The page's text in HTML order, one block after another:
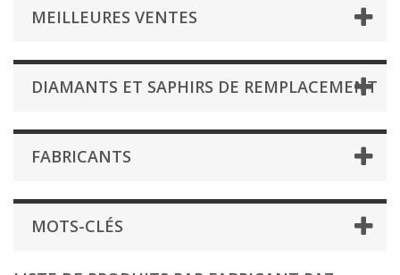
MEILLEURES VENTES
DIAMANTS ET SAPHIRS DE REMPLACEMENT
FABRICANTS
MOTS-CLÉS